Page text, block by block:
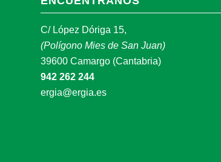
C/ López Dóriga 15,
(Polígono Mies de San Juan)
39600 Camargo (Cantabria)
942 262 244
ergia@ergia.es